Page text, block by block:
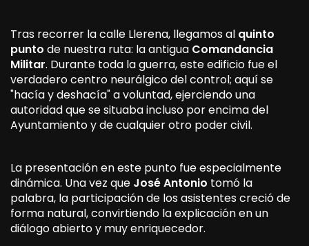
Tras recorrer la calle Llerena, llegamos al quinto
punto de nuestra ruta: la antigua Comandancia
Militar. Durante toda la guerra, este edificio fue el
verdadero centro neurálgico del control; aquí se
"hacía y deshacía" a voluntad, ejerciendo una
autoridad que se situaba incluso por encima del
Ayuntamiento y de cualquier otro poder civil.
La presentación en este punto fue especialmente
dinámica. Una vez que José Antonio tomó la
palabra, la participación de los asistentes creció de
forma natural, convirtiendo la explicación en un
diálogo abierto y muy enriquecedor.